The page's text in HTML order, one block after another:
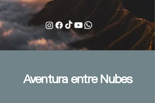
Aventura entre Nubes